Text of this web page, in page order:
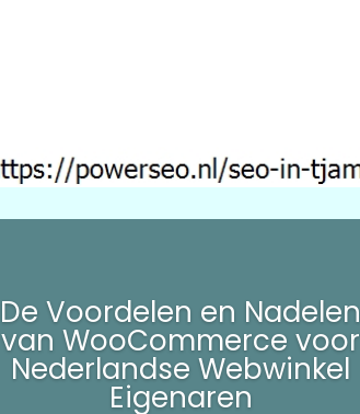
De Voordelen en Nadelen
van WooCommerce voor
Nederlandse Webwinkel
Eigenaren